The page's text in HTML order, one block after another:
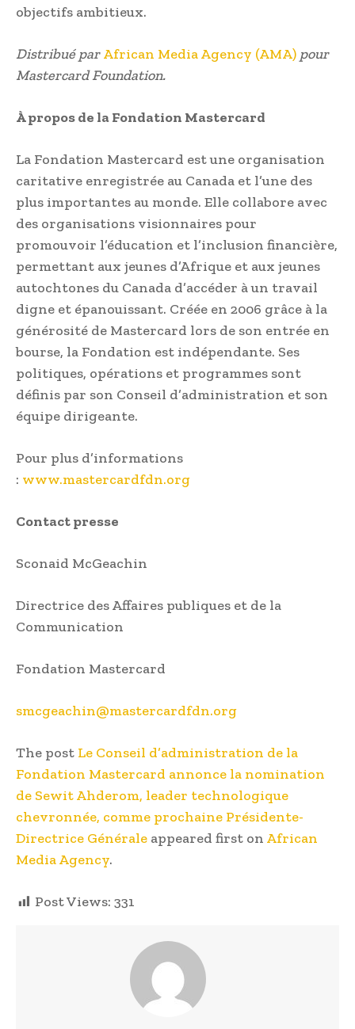
objectifs ambitieux.
Distribué parAfrican Media Agency (AMA) pour
Mastercard Foundation.
À propos de la Fondation Mastercard
La Fondation Mastercard est une organisation
caritative enregistrée au Canada et l’une des
plus importantes au monde. Elle collabore avec
des organisations visionnaires pour
promouvoir l’éducation et l’inclusion financière,
permettant aux jeunes d’Afrique et aux jeunes
autochtones du Canada d’accéder à un travail
digne et épanouissant. Créée en 2006 grâce à la
générosité de Mastercard lors de son entrée en
bourse, la Fondation est indépendante. Ses
politiques, opérations et programmes sont
définis par son Conseil d’administration et son
équipe dirigeante.
Pour plus d’informations
: www.mastercardfdn.org
Contact presse
Sconaid McGeachin
Directrice des Affaires publiques et de la
Communication
Fondation Mastercard
smcgeachin@mastercardfdn.org
The post Le Conseil d’administration de la
Fondation Mastercard annonce la nomination
de Sewit Ahderom, leader technologique
chevronnée, comme prochaine Présidente-
Directrice Générale appeared first on African
Media Agency.
Post Views: 331